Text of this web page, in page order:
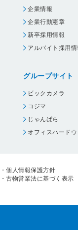
企業情報
企業行動憲章
新卒採用情報
アルバイト採用情
グループサイト
ビックカメラ
コジマ
じゃんぱら
オフィスハード
・個人情報保護方針
・古物営業法に基づく表示